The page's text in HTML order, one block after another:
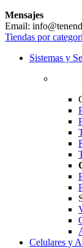
Mensajes
Email:
Tiendas por
Sistemas y
Celulares y